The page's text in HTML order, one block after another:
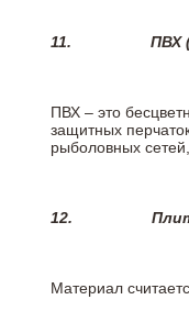
11. ПВХ
ПВХ – это
защитных
рыболовных
12.
Материал